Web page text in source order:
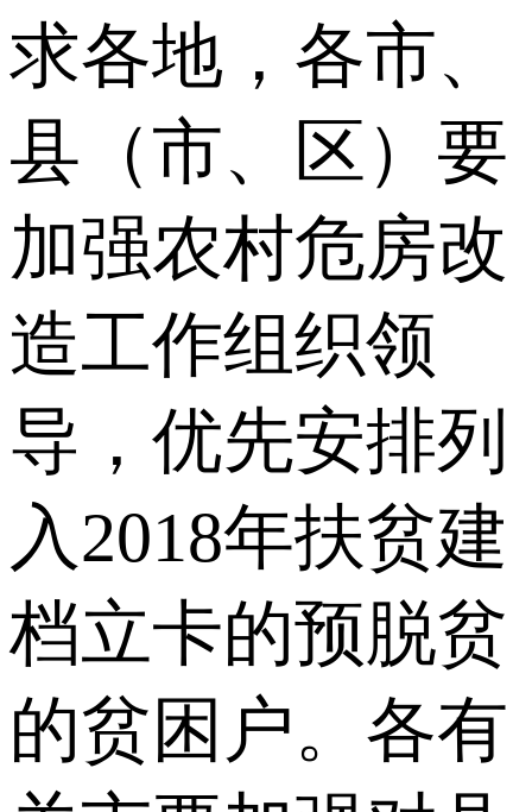
求各地，各市、
县（市、区）要
加强农村危房改
造工作组织领
导，优先安排列
入2018年扶贫建
档立卡的预脱贫
的贫困户。各有